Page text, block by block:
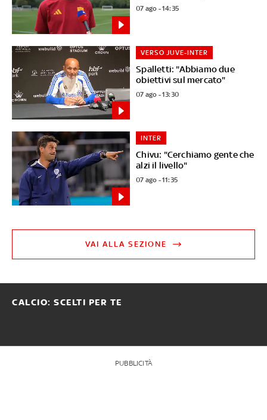
07 ago - 14:35
Spalletti: "Abbiamo due
obiettivi sul mercato"
VERSO JUVE-INTER
07 ago - 13:30
Chivu: "Cerchiamo gente che
alzi il livello"
INTER
07 ago - 11:35
VAI ALLA SEZIONE
CALCIO: SCELTI PER TE
PUBBLICITÀ